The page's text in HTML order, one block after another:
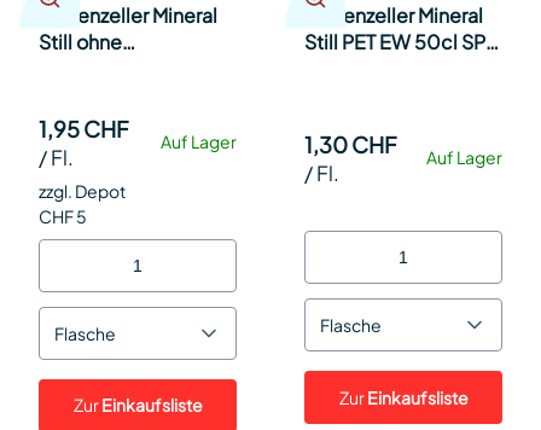
Appenzeller Mineral
Still ohne
Auf Lager
1,95 CHF
/Fl.
zzgl. Depot
CHF 5
Flasche
ZurEinkaufsliste
Appenzeller Mineral
Still PET EW 50cl SP
Auf Lager
1,30 CHF
/Fl.
Flasche
ZurEinkaufsliste